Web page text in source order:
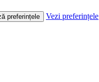
preferințele Vezi preferințele